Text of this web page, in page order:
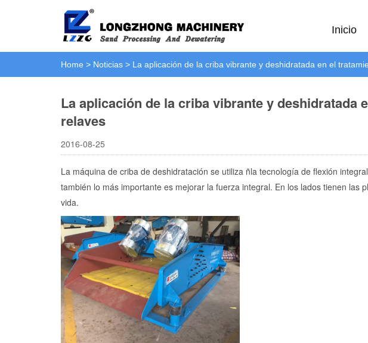
Inicio
Home > Noticias > La aplicación de la criba vibrante y deshidratada en el
La aplicación de la criba vibrante y deshidratada
relaves
2016-08-25
La máquina de criba de deshidratación se utiliza ñla tecnología de flexión
también lo más importante es mejorar la fuerza integral. En los lados tienen las
vida.